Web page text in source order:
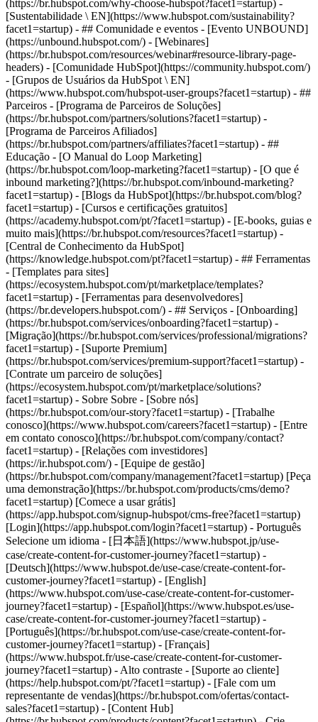
- [Content Hub](https://br.hubspot.com/products/content?facet1=startup) - Crie conteúdo # Crie conteúdo para toda a jornada do cliente Abasteça toda a jornada do cliente com conteúdo em vários formatos e canais usando o Content Hub, um software de marketing de conteúdo completo com IA. [Peça uma demonstração do Content Hub](https://br.hubspot.com/products/cms/demo?facet1=startup) [Comece a usar grátis as ferramentas do Content Hub](https://app.hubspot.com/signup-hubspot/cms-free?facet1=startup) ## Crie conteúdo de um jeito novo O conteúdo costumava ser um jogo de quanto mais melhor: crie (muitas) postagens de blog, gere cliques, gere leads. Mas o jogo está mudando. Hoje, os profissionais de marketing devem criar conteúdo envolvente e valioso para seus clientes em vários canais para atender às suas necessidades ao longo da jornada do cliente. Com esta procura diferente por conteúdo, pode ser um desafio manter a consistência e a qualidade. As ferramentas de conteúdo com IA do Content Hub ajudam sua equipe a criar conteúdo de alta qualidade de maneira integrada. Quer sejam postagens de blog, podcasts ou postagens para redes sociais, saiba como você pode usar o Content Hub para revolucionar seu processo de criação de conteúdo. 1\. Crie conteúdo multicanal em grande escala. 2\. Crie conteúdo personalizado que conversa com cada usuário. 3\. Use a IA para manter a sua marca enquanto produz conteúdo. ![remix de conteúdo ferramenta com IA da HubSpot](https://53.fs1.hubspotusercontent-na1.net/hub/53/hubfs/Imported%20sitepage%20images/remix-posts-PT.png?width=567&height=367&name=remix-posts-PT.png) ## 1. Crie conteúdo multicanal em grande escala. Criar, editar e publicar um único conteúdo pode levar horas ou semanas, dependendo da complexidade do assunto e do número de editores‌ envolvidos. O Content Hub torna mais fácil pegar ativos existentes e transformá-los em novos formatos para diferentes públicos e canais. - [Reaproveite conteúdo](https://br.hubspot.com/products/content/content-repurposing-software?facet1=startup) facilmente usando IA. Basta inserir um ativo existente e escolher o que deseja. Use a ferramenta de remix do Content Hub para converter um blog em uma landing page atraente, transformar texto em imagens envolventes ou transformar uma parte do conteúdo em postagens para redes sociais para todas as plataformas. - Use a IA para narrar postagens de blog ou criar podcasts para expandir seu público para aqueles que preferem conteúdo de áudio. ![editor de conteúdo de arrastar e soltar para desenvolvimento de sites na plataforma da HubSpot](https://53.fs1.hubspotusercontent-na1.net/hub/53/hubfs/Imported%20sitepage%20images/WYSIWYG-editor-br-1.webp?width=567&height=360&name=WYSIWYG-editor-br-1.webp) ## 2. Crie conteúdo personalizado que conversa com cada usuário. Crie conteúdo para clientes, não para cliques. O Content Hub facilita destaca você da concorrência com recursos de personalização projetados para gerar taxas de conversão mais altas e cultivar relacionamentos mais fortes com os clientes. - Use [conteúdo inteligente](https://knowledge.hubspot.com/pt/website-pages/create-and-manage-smart-content-rules?facet1=startup) para adaptar dinamicamente o conteúdo do site para cadas visitante. - Use [incorporações (embedações) de conteúdo](https://br.hubspot.com/products/content/embedabble-content-blocks?facet1=startup) para criar e manter facilmente conteúdo em várias páginas e sites (até mesmo sites WordPress) enquanto mantém tudo sincronizado a partir de uma fonte central. - Diminua os gargalos de desenvolvimento e design com [recursos intuitivos de edição de arrastar e soltar para o seu site](https://br.hubspot.com/products/cms/drag-and-drop-website-builder?facet1=startup), blog e muito mais. ![Gerador e editor de tom de voz da marca](https://53.fs1.hubspotusercontent-na1.net/hub/53/hubfs/Brand-voice-generator.png?width=567&height=360&name=Brand-voice-generator.png) ## 3. Use a IA para manter a sua marca enquanto produz conteúdo. Com diferentes autores, múltiplos canais e mais conteúdo, manter o seu tom de voz torna-se cada vez mais difícil. O Content Hub pode ajudar a reduzir gargalos de edição e manter o ritmo de publicação no caminho certo usando a IA. - Use o [software de tom de voz da marca](https://br.hubspot.com/products/content/brand-voice?facet1=startup) para treinar a IA na voz e no tom da sua marca para editar o conteúdo existente e manter a consistência. - À medida que a IA se torna proficiente na voz da sua marca, use as ferramentas de [criação de conteúdo com IA](https://br.hubspot.com/products/CMS/AI-BLOG-WRITER?facet1=startup) para gerar automaticamente cópias do tom de voz e estilo da sua marca. ## Nos primeiros 6 meses de uso das ferramentas de conteúdo da HubSpot, os clientes viram: - ![](https://53.fs1.hubspotusercontent-na1.net/hub/53/hubfs/DO%20NOT%20USE%20-%20WBZ%202025%20Rebrand-%20contact%20Teenie%20Rose%20for%20usage/Pictograms/HS_Pictograms_Growth_2.webp?width=2000&height=2000&name=HS_Pictograms_Growth_2.webp) ### +99% de aumento em leads de inbound [Fonte: Relatório de ROI download the ROI report to learn more](https://br.hubspot.com/roi?facet1=startup) - ![](https://53.fs1.hubspotusercontent-na1.net/hub/53/hubfs/DO%20NOT%20USE%20-%20WBZ%202025%20Rebrand-%20contact%20Teenie%20Rose%20for%20usage/Pictograms/HS_Pictograms_Website_Traffic.webp?width=2000&height=2000&name=HS_Pictograms_Website_Traffic.webp) ### +114% de aumento no tráfego da web [Fonte: Relatório de ROI download the ROI report to learn more](https://br.hubspot.com/roi?facet1=startup) - ![](https://53.fs1.hubspotusercontent-na1.net/hub/53/hubfs/DO%20NOT%20USE%20-%20WBZ%202025%20Rebrand-%20contact%20Teenie%20Rose%20for%20usage/Pictograms/HS_Pictograms_Generate%20Leads.webp?width=2000&height=2000&name=HS_Pictograms_Generate%20Leads.webp) ### +251% de aumento nas visualizações da landing page [Fonte: Relatório de ROI download the ROI report to learn more](https://br.hubspot.com/roi?facet1=startup) ## Crie conteúdo para cada etapa da jornada do cliente com o Content Hub. Crie facilmente experiências de conteúdo personalizadas que impulsionam o envolvimento em toda a jornada do cliente usando ferramentas que ajudam você a dimensionar sua produção de conteúdo, personalizar a experiência de cada usuário e manter sua marca enquanto faz isso. [Saiba mais sobre o Content Hub](https://br.hubspot.com/products/content?facet1=startup) [Comece a usar grátis a HubSpot](https://app.hubspot.com/signup-hubspot/cms-free?facet1=startup) ![](https://53.fs1.hubspotusercontent-na1.net/hub/53/hubfs/DO%20NOT%20USE%20-%20WBZ%202025%20Rebrand-%20contact%20Teenie%20Rose%20for%20usage/2025%20Illustrations/Linear%20Illustrations/Creative%20Thinking_Linear_llustrations_Environmental.webp?width=380&height=380&name=Creative%20Thinking_Linear_llustrations_Environmental.webp) ## Descubra como empresas como a sua estão criando conteúdo. ![Rankmi-2](https://53.fs1.hubspotusercontent-na1.net/hub/53/hubfs/Rankmi-2.png?width=567&height=386&name=Rankmi-2.png) ### Como a Rankmi usou o Content Hub para aumentar MQLs em 35% Veja como o Rankmi usa a HubSpot para criar e personalizar conteúdo relevante para diferentes públicos na América Latina. [Leia a história da Rankmi (em inglês) na página de estudos de caso](https://www.hubspot.com/case-studies/rankmi?facet1=startup) ![](https://53.fs1.hubspotusercontent-na1.net/hub/53/hubfs/ClassPass-Jun-17-2024-05-23-40-9723-PM.png?width=567&height=361&name=ClassPass-Jun-17-2024-05-23-40-9723-PM.png) ### ClassPass mudou para Content Hub e aumentou a conversão de leads em 52% Saiba como a ClassPass usa o Content Hub para gerenciar seu site com eficiência e aumentar as taxas de conversão de leads em 52%. [Leia a história da ClassPass (em inglês) na página de estudos de caso](https://www.hubspot.com/case-studies/classpass?facet1=startup) ## Recursos relacionados ![](https://53.fs1.hubspotusercontent-na1.net/hub/53/hubfs/DO%20NOT%20USE%20-%20WBZ%202025%20Rebrand-%20contact%20Teenie%20Rose%20for%20usage/Pictograms/HS_Pictograms_Guides.webp?width=110&height=110&name=HS_Pictograms_Guides.webp) ### O melhor guia para criação de conteúdo Tudo o que você precisa saber sobre como criar conteúdo que atraia e converta. [Leia o guiapara planejar seu conteúdo](https://br.hubspot.com/blog/marketing/criacao-de-conteudo?facet1=startup) ![](https://53.fs1.hubspotusercontent-na1.net/hub/53/hubfs/DO%20NOT%20USE%20-%20WBZ%202025%20Rebrand-%20contact%20Teenie%20Rose%20for%20usage/Pictograms/HS_Pictograms_Social_Media.webp?width=110&height=110&name=HS_Pictograms_Social_Media.webp) ### Como criar um calendário de publicação em redes sociais Um guia completo para gerenciamento de redes sociais, além de um modelo para download gratuito. [Planeje seu conteúdocom este post de blog](https://br.hubspot.com/blog/marketing/gestao-redes-sociais?facet1=startup) ![](https://53.fs1.hubspotusercontent-na1.net/hub/53/hubfs/DO%20NOT%20USE%20-%20WBZ%202025%20Rebrand-%20contact%20Teenie%20Rose%20for%20usage/Pictograms/HS_Pictograms_Automate%20Marketing.webp?width=110&height=110&name=HS_Pictograms_Automate%20Marketing.webp) ### Curso gratuito: IA para marketing Saiba como a IA pode turbinar a criação e personalização de conteúdo. [Faça o curso (em inglês)da HubSpot Academy](https://academy.hubspot.com/courses/AI-for-Marketers?facet1=startup) ## Comece a criar conteúdo hoje mesmo com o Content Hub. Crie experiências de conteúdo personalizadas que melhoram suas interações durante toda a jornada do cliente. Com as ferramentas do Content Hub para expandir sua produção de conteúdo, personalize a experiência de cada usuário e mantenha a consistência da marca. [Peça uma demonstração do Content Hub](https://br.hubspot.com/products/content?facet1=startup) [Comece a usar grátis as ferramentas gratuitas do Content Hub](https://app.hubspot.com/signup-hubspot/cms-free?facet1=startup) ![](https://5